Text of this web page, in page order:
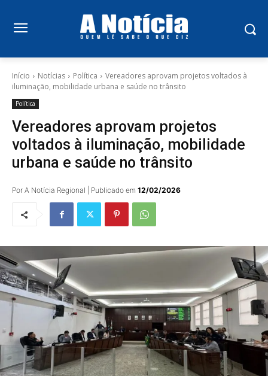
Início Notícias Política
Vereadores aprovam projetos voltados à
iluminação, mobilidade urbana e saúde no trânsito
Política
Vereadores aprovam projetos
voltados à iluminação, mobilidade
urbana e saúde no trânsito
Por A Notícia Regional | Publicado em 12/02/2026